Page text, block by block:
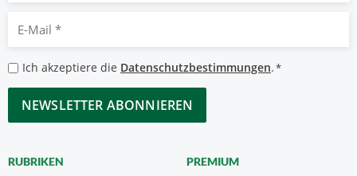
Mail
*
Datenschutzbestimmungen
*
Ich akzeptiere die Datenschutzbestimmungen.*
CAPTCHA
RUBRIKEN PREMIUM